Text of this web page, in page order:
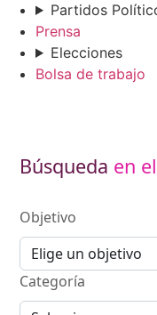
Partidos
Prensa
Elecciones
Bolsa de trabajo